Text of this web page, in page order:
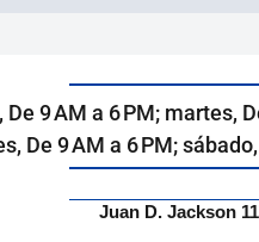
De 9 AM a 6 PM; martes,
De 9 AM a 6 PM;
Juan D. Jackson